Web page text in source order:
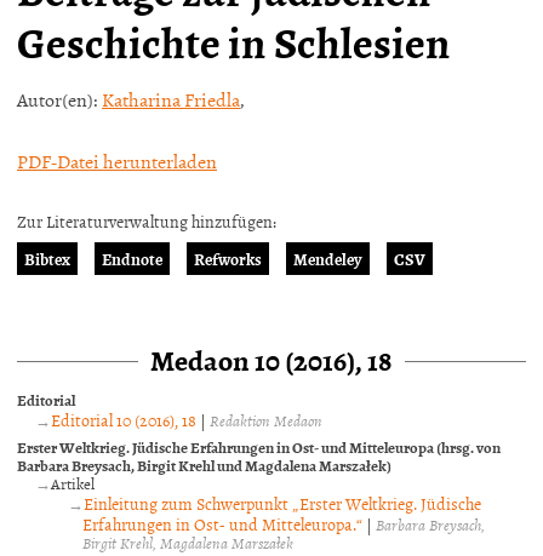
Geschichte in Schlesien
Autor(en): Katharina Friedla,
PDF-Datei herunterladen
Zur Literaturverwaltung hinzufügen:
Bibtex
Endnote Refworks Mendeley CSV
Medaon 10 (2016), 18
Editorial
Editorial 10 (2016), 18 |Redaktion Medaon
Erster Weltkrieg. Jüdische Erfahrungen in Ost- und Mitteleuropa (hrsg. von
Barbara Breysach, Birgit Krehl und Magdalena Marszałek)
Artikel
Einleitung zum Schwerpunkt „Erster Weltkrieg. Jüdische
Erfahrungen in Ost- und Mitteleuropa.“ | Barbara Breysach
Birgit Krehl Magdalena Marszałek